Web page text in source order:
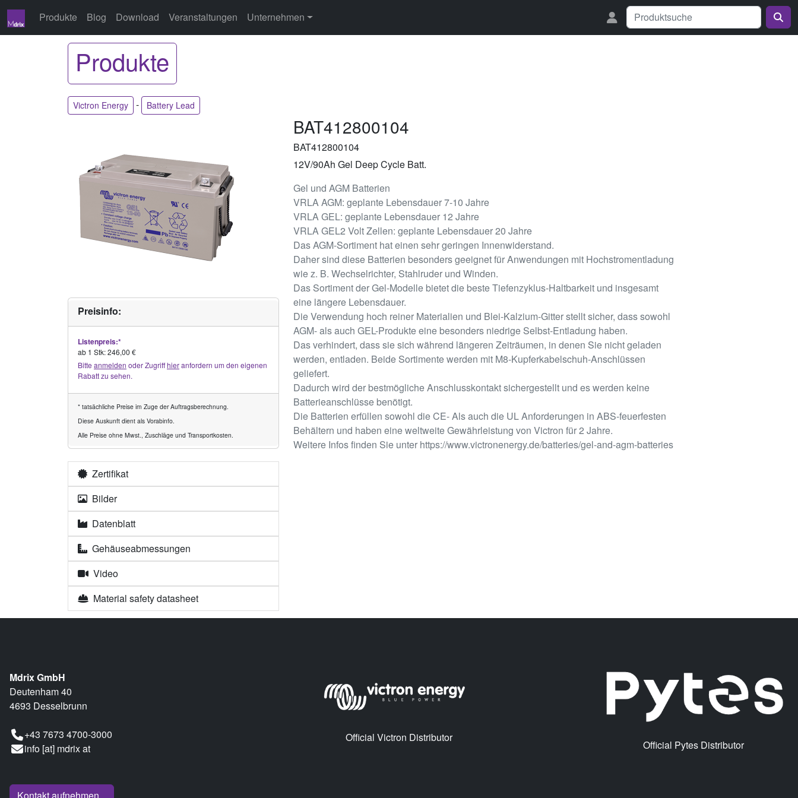
Produkte Blog Download Veranstaltungen Unternehmen
Produkte
Victron Energy - Battery Lead
Preisinfo:
Listenpreis:*
ab 1 Stk: 246,00 €
Bitte anmelden oder Zugriffhieranfordern um den eigenen
Rabatt zu sehen.
* tatsächliche Preise im Zuge der Auftragsberechnung.
Diese Auskunft dient als Vorabinfo.
Alle Preise ohne Mwst., Zuschläge und Transportkosten.
BAT412800104
BAT412800104
12V/90Ah Gel Deep Cycle Batt.
Gel und AGM Batterien
VRLA AGM: geplante Lebensdauer 7-10 Jahre
VRLA GEL: geplante Lebensdauer 12 Jahre
VRLA GEL2 Volt Zellen: geplante Lebensdauer 20 Jahre
Das AGM-Sortiment hat einen sehr geringen Innenwiderstand.
Daher sind diese Batterien besonders geeignet für Anwendungen mit Hochstromentladung
wie z. B. Wechselrichter, Stahlruder und Winden.
Das Sortiment der Gel-Modelle bietet die beste Tiefenzyklus-Haltbarkeit und insgesamt
eine längere Lebensdauer.
Die Verwendung hoch reiner Materialien und Blei-Kalzium-Gitter stellt sicher, dass sowohl
AGM- als auch GEL-Produkte eine besonders niedrige Selbst-Entladung haben.
Das verhindert, dass sie sich während längeren Zeiträumen, in denen Sie nicht geladen
werden, entladen. Beide Sortimente werden mit M8-Kupferkabelschuh-Anschlüssen
geliefert.
Dadurch wird der bestmögliche Anschlusskontakt sichergestellt und es werden keine
Batterieanschlüsse benötigt.
Die Batterien erfüllen sowohl die CE- Als auch die UL Anforderungen in ABS-feuerfesten
Behältern und haben eine weltweite Gewährleistung von Victron für 2 Jahre.
Weitere Infos finden Sie unter https://www.victronenergy.de/batteries/gel-and-agm-batteries
Zertifikat
Bilder
Datenblatt
Gehäuseabmessungen
Video
Material safety datasheet
Mdrix GmbH
Deutenham 40
4693 Desselbrunn
+43 7673 4700-3000
info [at] mdrix at
Official Victron Distributor
Official Pytes Distributor